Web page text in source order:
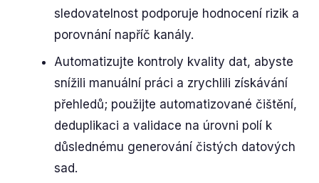
sledovatelnost podporuje hodnocení rizik a
porovnání napříč kanály.
Automatizujte kontroly kvality dat, abyste
snížili manuální práci a zrychlili získávání
přehledů; použijte automatizované čištění,
deduplikaci a validace na úrovni polí k
důslednému generování čistých datových
sad.